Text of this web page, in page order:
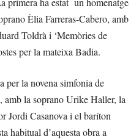
Èlia Farreras-Cabero, amb
Toldrà i ‘Memòries de
per la mateixa Badia.
per la novena simfonia de
la soprano Urike Haller, la
Jordi Casanova i el baríton
habitual d’aquesta obra a